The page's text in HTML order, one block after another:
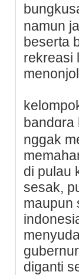
namun
beserta
rekreasi
bandɑra
nggak
di pulau
sesak,
maupun
diganti